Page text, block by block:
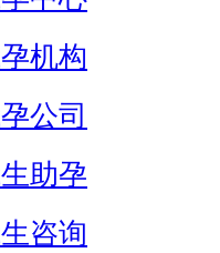
机构
公司
助孕
咨询